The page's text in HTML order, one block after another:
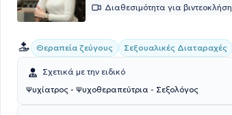
Διαθεσιμότητα για βιντεοκλήση
Θεραπεία ζεύγους Σεξουαλικές Διαταραχές
Σχετικά με την ειδικό
Ψυχίατρος - Ψυχοθεραπεύτρια - Σεξολόγος